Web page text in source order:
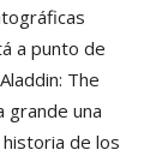
a punto de
The
grande una
de los